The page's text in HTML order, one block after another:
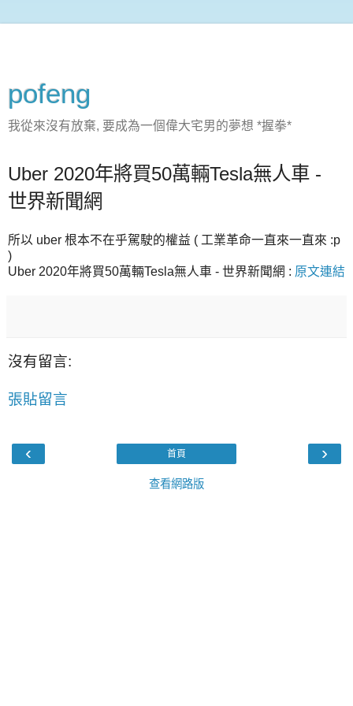
pofeng
我從來沒有放棄, 要成為一個偉大宅男的夢想 *握拳*
Uber 2020年將買50萬輛Tesla無人車 -
世界新聞網
所以 uber 根本不在乎駕駛的權益 ( 工業革命一直來一直來 :p
)
Uber 2020年將買50萬輛Tesla無人車 - 世界新聞網 : 原文連結
沒有留言:
張貼留言
‹ ›
首頁
查看網路版